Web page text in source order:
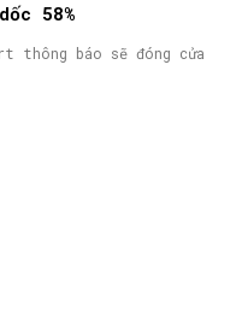
58%
thông báo sẽ đóng cửa